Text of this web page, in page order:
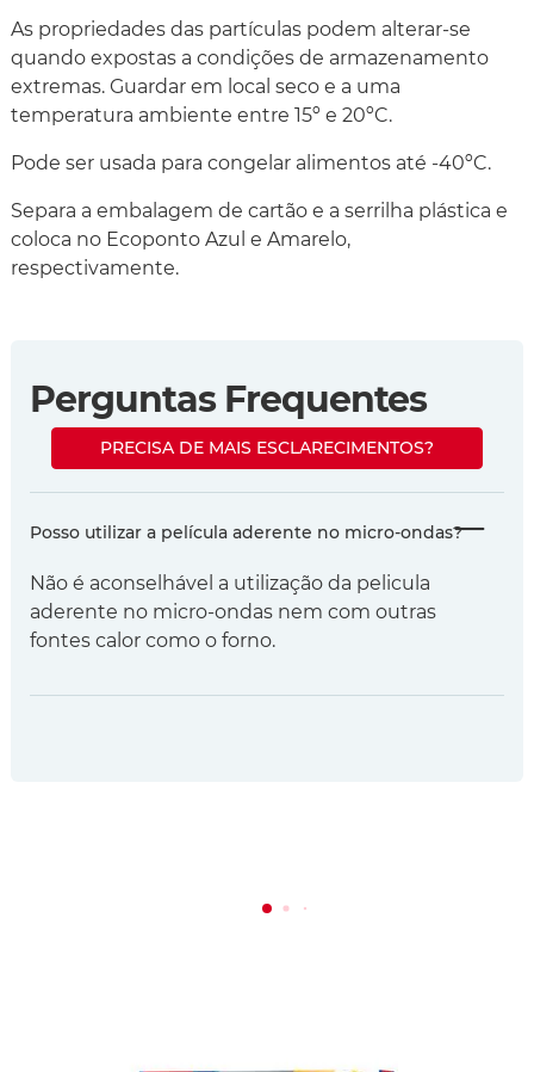
As propriedades das partículas podem alterar-se
quando expostas a condições de armazenamento
extremas. Guardar em local seco e a uma
temperatura ambiente entre 15º e 20ºC.
Pode ser usada para congelar alimentos até -40ºC.
Separa a embalagem de cartão e a serrilha plástica e
coloca no Ecoponto Azul e Amarelo,
respectivamente.
Perguntas Frequentes
PRECISA DE MAIS ESCLARECIMENTOS?
Posso utilizar a película aderente no micro-ondas?
Não é aconselhável a utilização da pelicula
aderente no micro-ondas nem com outras
fontes calor como o forno.